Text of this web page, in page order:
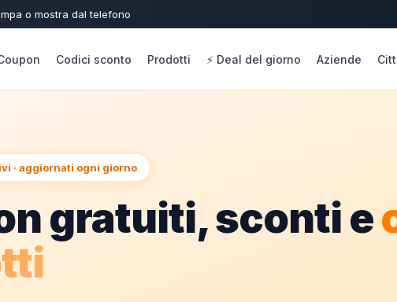
o mostra dal telefono
Codici sconto Prodotti ⚡ Deal del giorno Aziende
· aggiornati ogni giorno
gratuiti, sconti e